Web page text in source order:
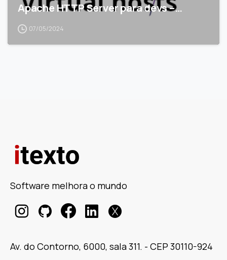
Apache HTTP Server para devs –…
07/05/2024
Software melhora o mundo
Av. do Contorno, 6000, sala 311. - CEP 30110-924